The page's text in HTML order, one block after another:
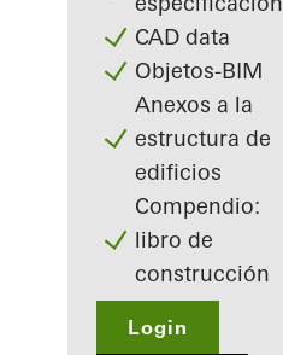
CAD data
Objetos-BIM
Anexos a la
estructura de
edificios
Compendio:
libro de
construcción
Login